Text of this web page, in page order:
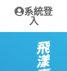
系統登
入